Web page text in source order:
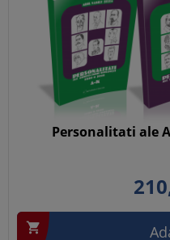
Personalitati ale
